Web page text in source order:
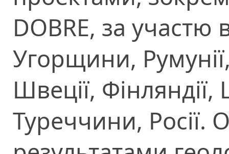
DOBRE, за
Угорщини,
Швеції, Фінляндії,
Туреччини, Росії.